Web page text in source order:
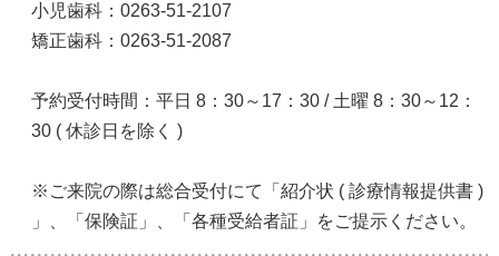
小児歯科：0263-51-2107
矯正歯科：0263-51-2087
予約受付時間：平日 8：30～17：30 / 土曜 8：30～12：
30 ( 休診日を除く )
※ご来院の際は総合受付にて「紹介状 ( 診療情報提供書 )
」、「保険証」、「各種受給者証」をご提示ください。